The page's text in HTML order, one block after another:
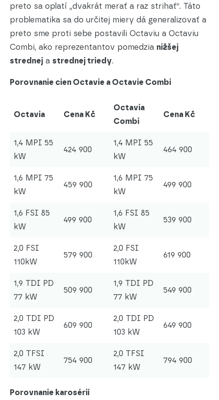
preto sa oplatí „dvakrát merať a raz strihať“. Táto
problematika sa do určitej miery dá generalizovať a
preto sme proti sebe postavili Octaviu a Octaviu
Combi, ako reprezentantov pomedzia nižšej
strednej a strednej triedy.
Porovnanie cien Octavie a Octavie Combi
Octavia Cena Kč
Octavia
Combi
Cena Kč
1,4 MPI 55
kW
424 900
1,4 MPI 55
kW
464 900
1,6 MPI 75
kW
459 900
1,6 MPI 75
kW
499 900
1,6 FSI 85
kW
499 900
1,6 FSI 85
kW
539 900
2,0 FSI
110kW
579 900
2,0 FSI
110kW
619 900
1,9 TDI PD
77 kW
509 900
1,9 TDI PD
77 kW
549 900
2,0 TDI PD
103 kW
609 900
2,0 TDI PD
103 kW
649 900
2,0 TFSI
147 kW
754 900
2,0 TFSI
147 kW
794 900
Porovnanie karosérií